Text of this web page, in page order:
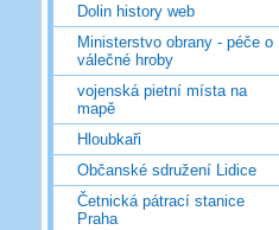
Dolin history web
Ministerstvo obrany - péče o
válečné hroby
vojenská pietní místa na
mapě
Hloubkaři
Občanské sdružení Lidice
Četnická pátrací stanice
Praha